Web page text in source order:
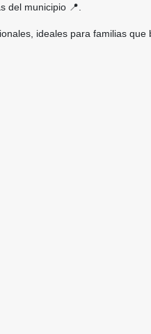
del municipio 📍.
ideales para familias que